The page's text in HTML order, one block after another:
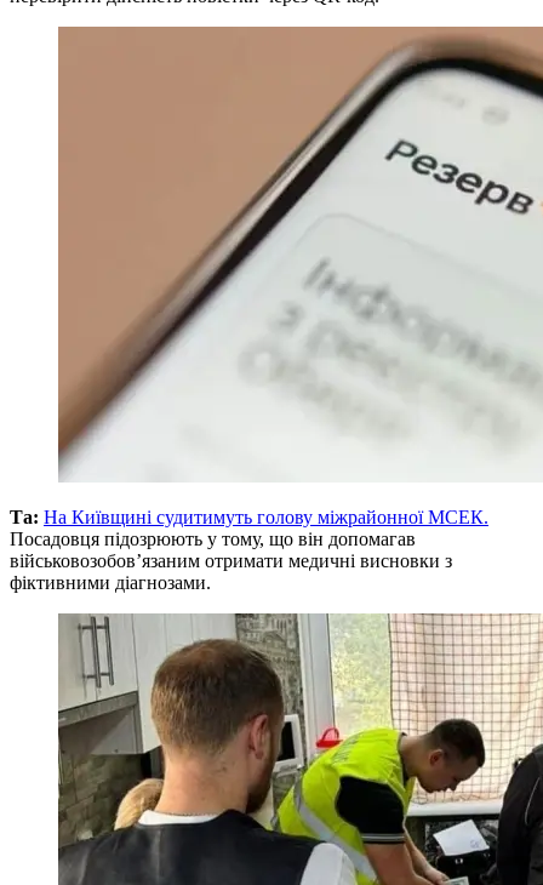
Та: На Київщині судитимуть голову міжрайонної МСЕК.
Посадовця підозрюють у тому, що він допомагав
військовозобов’язаним отримати медичні висновки з
фіктивними діагнозами.